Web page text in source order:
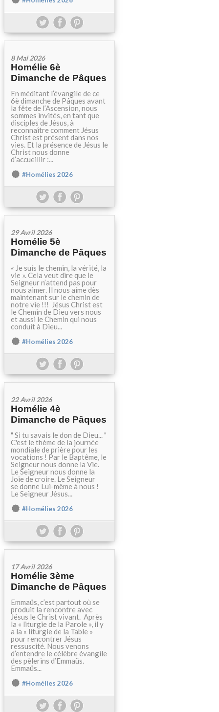
8 Mai 2026
Homélie 6è
Dimanche de Pâques
En méditant l’évangile de ce
6è dimanche de Pâques avant
la fête de l’Ascension, nous
sommes invités, en tant que
disciples de Jésus, à
reconnaître comment Jésus
Christ est présent dans nos
vies. Et la présence de Jésus le
Christ nous donne
d’accueillir :...
#Homélies 2026
29 Avril 2026
Homélie 5è
Dimanche de Pâques
« Je suis le chemin, la vérité, la
vie ». Cela veut dire que le
Seigneur n’attend pas pour
nous aimer. Il nous aime dès
maintenant sur le chemin de
notre vie !!! Jésus Christ est
le Chemin de Dieu vers nous
et aussi le Chemin qui nous
conduit à Dieu...
#Homélies 2026
22 Avril 2026
Homélie 4è
Dimanche de Pâques
" Si tu savais le don de Dieu... "
C'est le thème de la journée
mondiale de prière pour les
vocations ! Par le Baptême, le
Seigneur nous donne la Vie.
Le Seigneur nous donne la
Joie de croire. Le Seigneur
se donne Lui-même à nous !
Le Seigneur Jésus...
#Homélies 2026
17 Avril 2026
Homélie 3ème
Dimanche de Pâques
Emmaüs, c’est partout où se
produit la rencontre avec
Jésus le Christ vivant. Après
la « liturgie de la Parole », il y
a la « liturgie de la Table »
pour rencontrer Jésus
ressuscité. Nous venons
d’entendre le célèbre évangile
des pèlerins d’Emmaüs.
Emmaüs...
#Homélies 2026